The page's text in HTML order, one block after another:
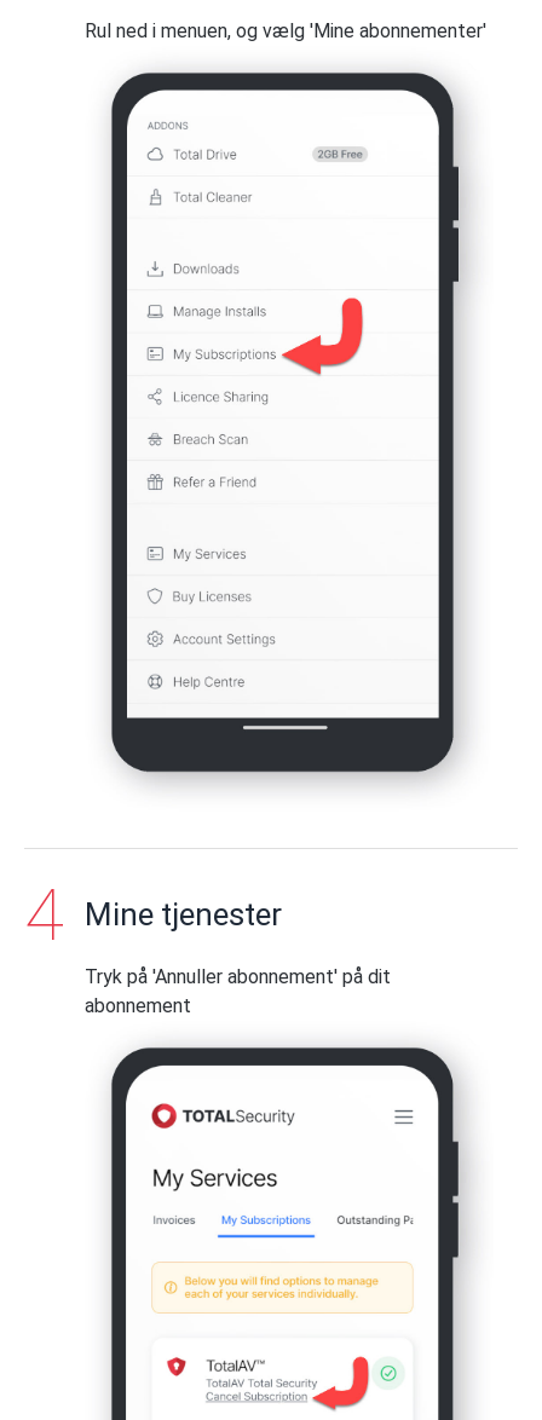
Rul ned i menuen, og vælg 'Mine abonnementer'
Mine tjenester
Tryk på 'Annuller abonnement' på dit
abonnement